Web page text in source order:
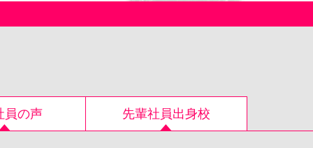
員の声 先輩社員出身校